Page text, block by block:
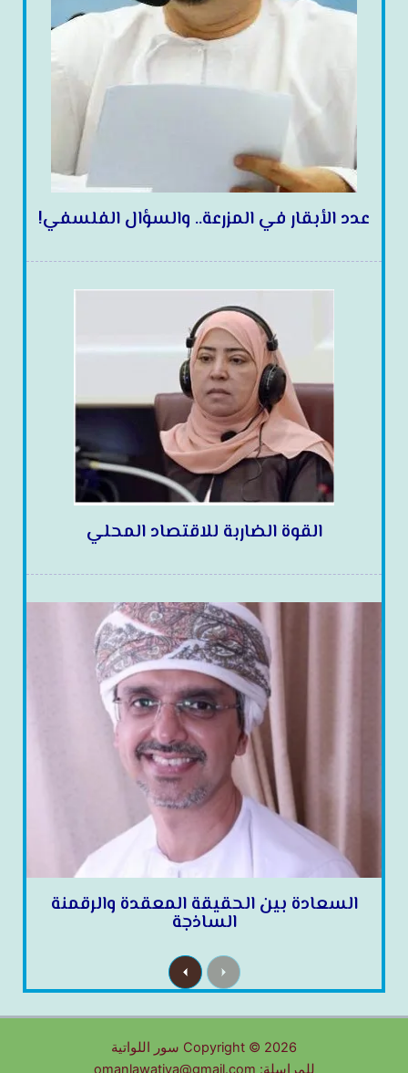
عدد الأبقار في المزرعة.. والسؤال الفلسفي!
القوة الضاربة للاقتصاد المحلي
السعادة بين الحقيقة المعقدة والرقمنة
الساذجة
P
r
e
i
u
s
N
e
x
Copyright © 2026 سور اللواتية
للمراسلة: omanlawatiya@gmail.com